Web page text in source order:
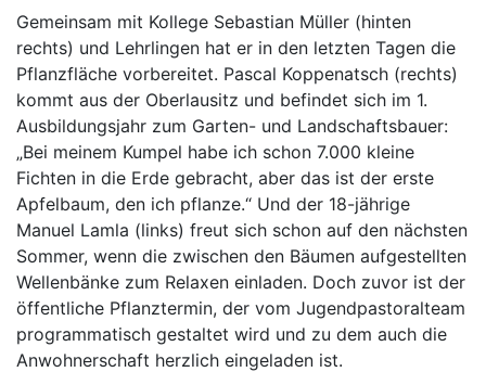
Gemeinsam mit Kollege Sebastian Müller (hinten
rechts) und Lehrlingen hat er in den letzten Tagen die
Pflanzfläche vorbereitet. Pascal Koppenatsch (rechts)
kommt aus der Oberlausitz und befindet sich im 1.
Ausbildungsjahr zum Garten- und Landschaftsbauer:
„Bei meinem Kumpel habe ich schon 7.000 kleine
Fichten in die Erde gebracht, aber das ist der erste
Apfelbaum, den ich pflanze.“ Und der 18-jährige
Manuel Lamla (links) freut sich schon auf den nächsten
Sommer, wenn die zwischen den Bäumen aufgestellten
Wellenbänke zum Relaxen einladen. Doch zuvor ist der
öffentliche Pflanztermin, der vom Jugendpastoralteam
programmatisch gestaltet wird und zu dem auch die
Anwohnerschaft herzlich eingeladen ist.